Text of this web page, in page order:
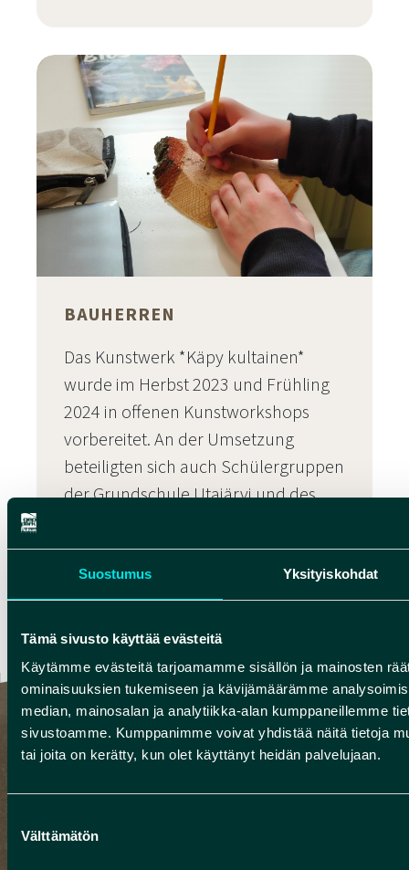
Suostumus Yksityiskohdat
Tämä sivusto käyttää evästeitä
Käytämme evästeitä tarjoamamme sisällön ja mainosten
ominaisuuksien tukemiseen ja kävijämäärämme
median, mainosalan ja analytiikka-alan kumppaneillemme
sivustoamme. Kumppanimme voivat yhdistää näitä tietoja
tai joita on kerätty, kun olet käyttänyt heidän palvelujaan.
valinta
Välttämätön
BAUHERREN
Das Kunstwerk *Käpy kultainen*
wurde im Herbst 2023 und Frühling
2024 in offenen Kunstworkshops
vorbereitet. An der Umsetzung
beteiligten sich auch Schülergruppen
der Grundschule Utajärvi und des
das Werk mit Unterstützung der
Stiftung für Gesundheit und
Rehabilitation Rokua sowie der
Gemeinde Utajärvi.
Löytöretki taiteeseen
taiteeseen